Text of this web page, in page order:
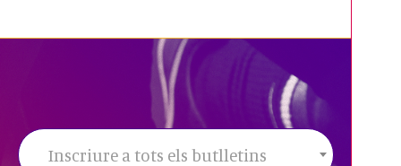
Inscriure a tots els butlletins